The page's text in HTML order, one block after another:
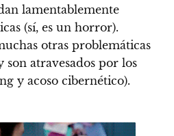
lamentablemente
(sí, es un horror).
otras problemáticas
son atravesados por los
y acoso cibernético).